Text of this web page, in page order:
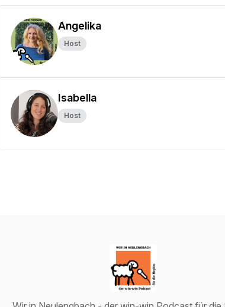
Angelika
Host
Isabella
Host